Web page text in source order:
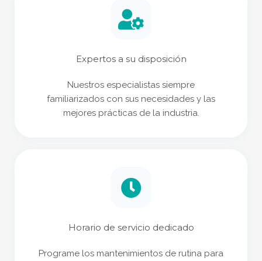
Expertos a su disposición
Nuestros especialistas siempre
familiarizados con sus necesidades y las
mejores prácticas de la industria.
Horario de servicio dedicado
Programe los mantenimientos de rutina para